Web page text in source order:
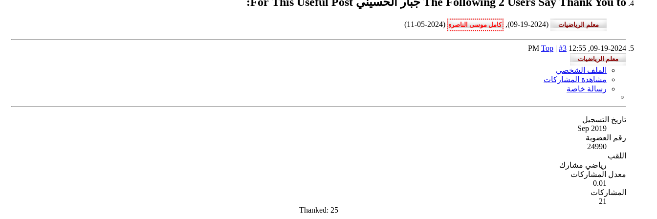
(09-19-2024),
(11-05-2024)
09-19-2024,
12:55 PM
Top | #3
الملف الشخصي
مشاهدة المشاركات
رسالة خاصة
تاريخ التسجيل
Sep 2019
رقم العضوية
24990
اللقب
رياضي مشارك
معدل المشاركات
0.01
المشاركات
21
Thanked: 25